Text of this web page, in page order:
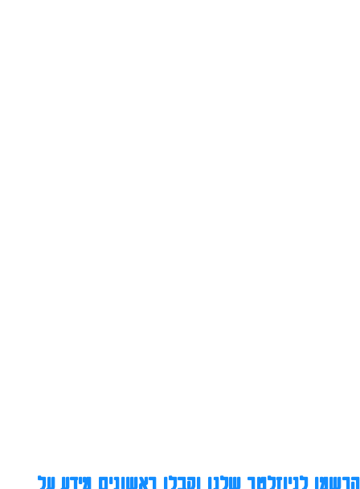
הרשמו לניוזלטר שלנו וקבלו ראשונים מידע על